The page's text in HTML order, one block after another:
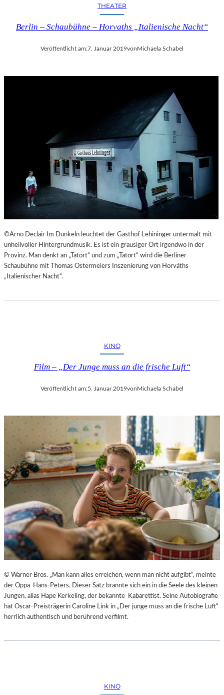
THEATER
Berlin – Schaubühne – Horvaths „Italienische Nacht“
Veröffentlicht am:7. Januar 2019von Michaela Schabel
©Arno Declair Im Dunkeln leuchtet der Gasthof Lehininger untermalt mit
unheilvoller Hintergrundmusik. Es ist ein grausiger Ort irgendwo in der
Provinz. Man denkt an „Tatort“ und zum „Tatort“ wird die Berliner
Schaubühne mit Thomas Ostermeiers Inszenierung von Horváths
„Italienischer Nacht“.
KINO
Film – „Der Junge muss an die frische Luft“
Veröffentlicht am:5. Januar 2019vonMichaela Schabel
© Warner Bros. „Man kann alles erreichen, wenn man nicht aufgibt“, meinte
der Oppa Hans-Peters. Dieser Satz brannte sich ein in die Seele des kleinen
Jungen, alias Hape Kerkeling, der bekannte Kabarettist. Seine Autobiografie
hat Oscar-Preisträgerin Caroline Link in „Der junge muss an die frische Luft“
herrlich authentisch und berührend verfilmt.
KINO